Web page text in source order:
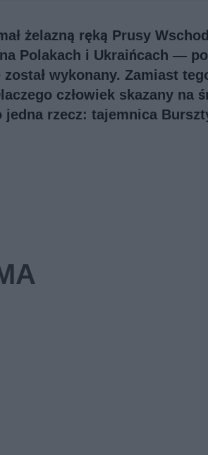
żelazną ręką Prusy
Polakach i Ukraińcach —
wykonany. Zamiast
człowiek skazany na
jedna rzecz: tajemnica